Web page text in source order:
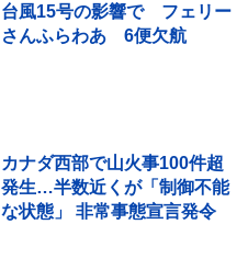
台風15号の影響で フェリー
さんふらわあ 6便欠航
カナダ西部で山火事100件超
発生…半数近くが「制御不能
な状態」 非常事態宣言発令